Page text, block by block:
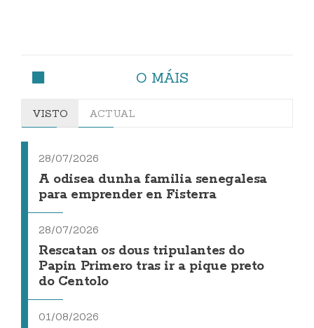
O MÁIS
VISTO ACTUAL
28/07/2026
A odisea dunha familia senegalesa
para emprender en Fisterra
28/07/2026
Rescatan os dous tripulantes do
Papin Primero tras ir a pique preto
do Centolo
01/08/2026